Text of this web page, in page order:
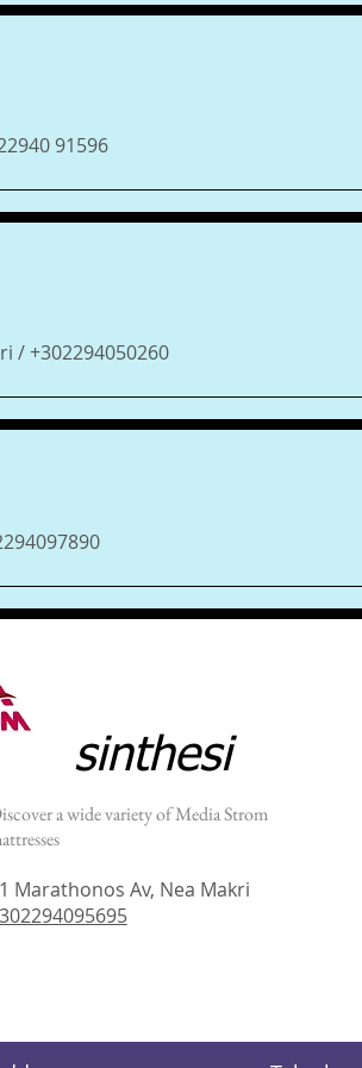
91596
/ +302294050260
sinthesi
a wide variety of Media Strom
Marathonos Av, Nea Makri